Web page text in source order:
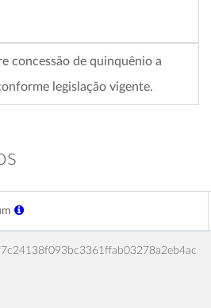
concessão de quinquênio a
legislação vigente.